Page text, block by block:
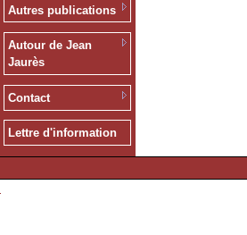
Autres publications
Autour de Jean
Jaurès
Contact
Lettre d'information